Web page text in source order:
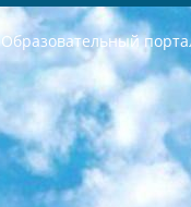
Образовательный
РЕСПУБЛИКА УЗБЕКИСТАН МИНИСТРЕРСТВО ДОШКОЛЬНОГО И ШКОЛЬНОГО ОБРАЗОВАНИЯ КОМАНДА в общеобразовательных учреждениях в 2023-2024 учебном году организация и проведение итоговой государственной аттестации обучающихся о Министра дошкольного и школьного образования Республики Узбекистан от 4 марта 2008 года (постановлением Минюста от 20 марта 2008 года № 1778 государственной регистрации) «Итоговое состояние учащихся общего среднего образования на основании положения об утверждении положения об аттестации общего среднего образования выпускной экзамен студентов в образовательных учреждениях в 2023-2024 учебном году В целях организации и прохождения аттестации приказываю: 1. Следующее: перечень предметов, по которым будет проводиться итоговая государственная аттестация и экзамен формы перевода согласно приложению 1; сертификаты международного образца, оценивающие уровень владения иностранными языками перечень согласно приложению 2; 2. Педагогический при специализированных образовательных учреждениях. научно-практический центр квалификации и международной оценки (Д.Давидова) 2024 г. До 25 марта: задания по предметам, по которым будет проводиться итоговая аттестация разработка и утверждение технических условий; итоговая аттестация на основании разработанного предметного задания разработка вопросов по предметам (устно и письменно), экзамен передача; общеобразовательные средние школы и специальные учебные заведения учащиеся выпускных классов школ и интернатов в агентской системе подготовка базы данных экзаменационных материалов и критериев оценки; перевод базы экзаменационных материалов на все языки обучения подать в Республиканский образовательный центр для изготовления; варианты экзаменов на основе разработанных контрольных